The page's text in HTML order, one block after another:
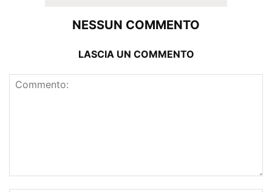
NESSUN COMMENTO
LASCIA UN COMMENTO